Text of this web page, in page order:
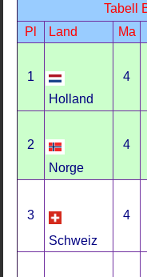
Tabell
Pl
Land Ma
1
Holland
4
2
Norge
4
3
Schweiz
4